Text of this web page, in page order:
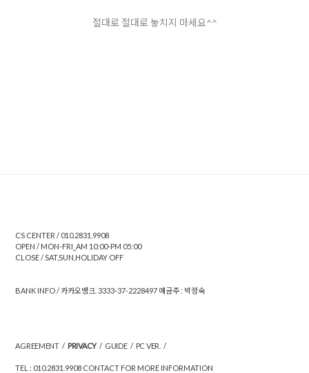
절대로 절대로 놓치지 마세요^^
CS CENTER / 010.2831.9908
OPEN / MON-FRI_AM 10:00-PM 05:00
CLOSE / SAT,SUN,HOLIDAY OFF
BANK INFO / 카카오뱅크. 3333-37-2228497 예금주 : 박정숙
AGREEMENT/ PRIVACY/ GUIDE/ PC VER. /
TEL : 010.2831.9908 CONTACT FOR MORE INFORMATION